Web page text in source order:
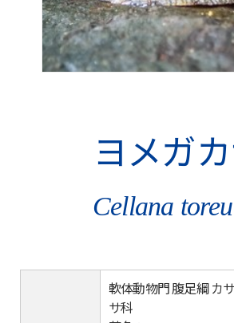
ヨメガ
Cellana
軟体動物門 腹足綱 カ
サ科